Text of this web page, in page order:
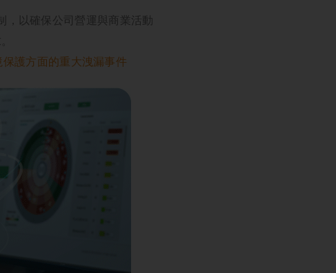
，以確保公司營運與商業活動
護方面的重大洩漏事件